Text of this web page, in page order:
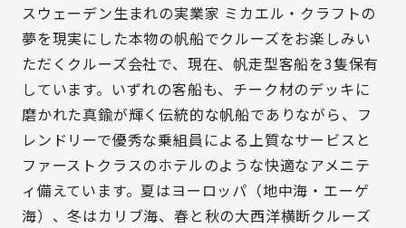
スウェーデン生まれの実業家 ミカエル・クラフトの
夢を現実にした本物の帆船でクルーズをお楽しみい
ただくクルーズ会社で、現在、帆走型客船を3隻保有
しています。いずれの客船も、チーク材のデッキに
磨かれた真鍮が輝く伝統的な帆船でありながら、フ
レンドリーで優秀な乗組員による上質なサービスと
ファーストクラスのホテルのような快適なアメニテ
ィ備えています。夏はヨーロッパ（地中海・エーゲ
海）、冬はカリブ海、春と秋の大西洋横断クルーズ